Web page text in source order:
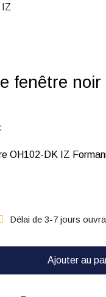
IZ
fenêtre
OH102-DK IZ
Délai de 3-7 jours
Ajouter au